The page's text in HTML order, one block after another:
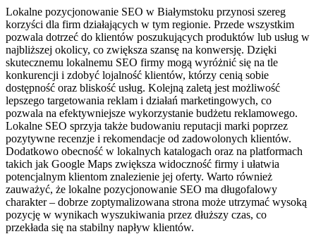
Lokalne pozycjonowanie SEO w Białymstoku przynosi szereg
korzyści dla firm działających w tym regionie. Przede wszystkim
pozwala dotrzeć do klientów poszukujących produktów lub usług w
najbliższej okolicy, co zwiększa szansę na konwersję. Dzięki
skutecznemu lokalnemu SEO firmy mogą wyróżnić się na tle
konkurencji i zdobyć lojalność klientów, którzy cenią sobie
dostępność oraz bliskość usług. Kolejną zaletą jest możliwość
lepszego targetowania reklam i działań marketingowych, co
pozwala na efektywniejsze wykorzystanie budżetu reklamowego.
Lokalne SEO sprzyja także budowaniu reputacji marki poprzez
pozytywne recenzje i rekomendacje od zadowolonych klientów.
Dodatkowo obecność w lokalnych katalogach oraz na platformach
takich jak Google Maps zwiększa widoczność firmy i ułatwia
potencjalnym klientom znalezienie jej oferty. Warto również
zauważyć, że lokalne pozycjonowanie SEO ma długofalowy
charakter – dobrze zoptymalizowana strona może utrzymać wysoką
pozycję w wynikach wyszukiwania przez dłuższy czas, co
przekłada się na stabilny napływ klientów.